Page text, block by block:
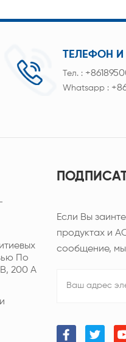
ТЕЛЕФОН И
Тел. :
Whatsapp :
По
200 А
Если Вы
продуктах и
сообщение, мы